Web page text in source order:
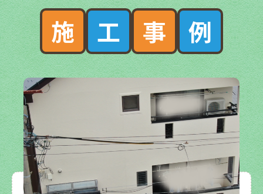
施 工 事 例